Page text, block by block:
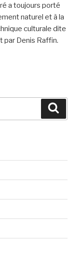
a toujours porté
naturel et à la
culturale dite
par Denis Raffin.